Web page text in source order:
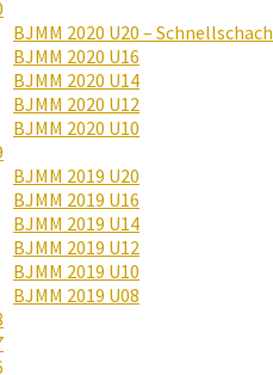
BJMM 2020 U20 – Schnellschach
BJMM 2020 U16
BJMM 2020 U14
BJMM 2020 U12
BJMM 2020 U10
BJMM 2019 U20
BJMM 2019 U16
BJMM 2019 U14
BJMM 2019 U12
BJMM 2019 U10
BJMM 2019 U08